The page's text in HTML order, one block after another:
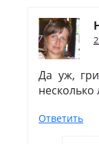
Да уж,
Ответить